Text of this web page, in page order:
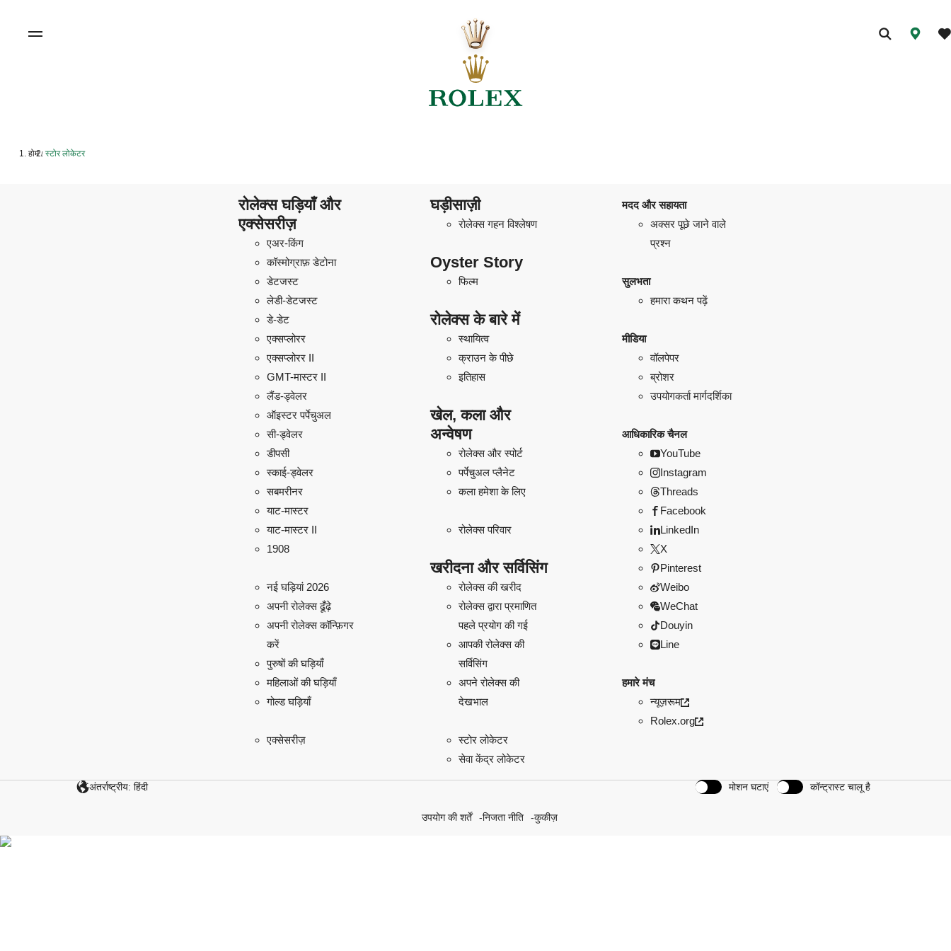
होम/ स्टोर लोकेटर
रोलेक्स घड़ियाँ और
एक्सेसरीज़
एअर-किंग
कॉस्मोग्राफ़ डेटोना
डेटजस्ट
लेडी-डेटजस्ट
डे-डेट
एक्सप्लोरर
एक्सप्लोरर II
GMT-मास्टर II
लैंड-ड्वेलर
ऑइस्टर पर्पेचुअल
सी-ड्वेलर
डीपसी
स्काई-ड्वेलर
सबमरीनर
याट-मास्टर
याट-मास्टर II
1908
नई घड़ियां 2026
अपनी रोलेक्स ढूँढ़े
अपनी रोलेक्स कॉन्फ़िगर
करें
पुरुषों की घड़ियाँ
महिलाओं की घड़ियाँ
गोल्ड घड़ियाँ
एक्सेसरीज़
घड़ीसाज़ी
रोलेक्स गहन विश्लेषण
Oyster Story
फिल्म
रोलेक्स के बारे में
स्थायित्व
क्राउन के पीछे
इतिहास
खेल, कला और
अन्वेषण
रोलेक्स और स्पोर्ट
पर्पेचुअल प्लैनेट
कला हमेशा के लिए
रोलेक्स परिवार
खरीदना और सर्विसिंग
रोलेक्स की खरीद
रोलेक्स द्वारा प्रमाणित
पहले प्रयोग की गई
आपकी रोलेक्स की
सर्विसिंग
अपने रोलेक्स की
देखभाल
स्टोर लोकेटर
सेवा केंद्र लोकेटर
मदद और सहायता
अक्सर पूछे जाने वाले
प्रश्न
सुलभता
हमारा कथन पढ़ें
मीडिया
वॉलपेपर
ब्रोशर
उपयोगकर्ता मार्गदर्शिका
आधिकारिक चैनल
YouTube
Instagram
Threads
Facebook
LinkedIn
X
Pinterest
Weibo
WeChat
Douyin
Line
हमारे मंच
न्यूज़रूम
Rolex.org
अंतर्राष्ट्रीय: हिंदी मोशन घटाएं कॉन्ट्रास्ट चालू है
उपयोग की शर्तें निजता नीति कुकीज़